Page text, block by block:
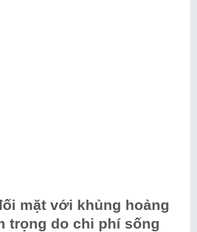
mặt với khủng hoảng
trọng do chi phí sống